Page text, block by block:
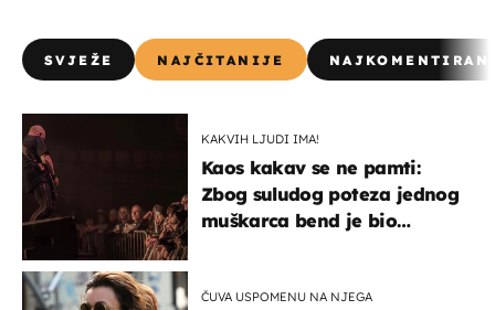
SVJEŽE NAJČITANIJE
KAKVIH LJUDI IMA!
Kaos kakav se ne pamti:
Zbog suludog poteza jednog
muškarca bend je bio
ČUVA USPOMENU NA NJEGA